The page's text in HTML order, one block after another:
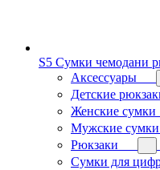
S5 Сумки чемодани
Аксессуары
Детские
Женские сумки
Мужские сумки
Рюкзаки
Сумки для